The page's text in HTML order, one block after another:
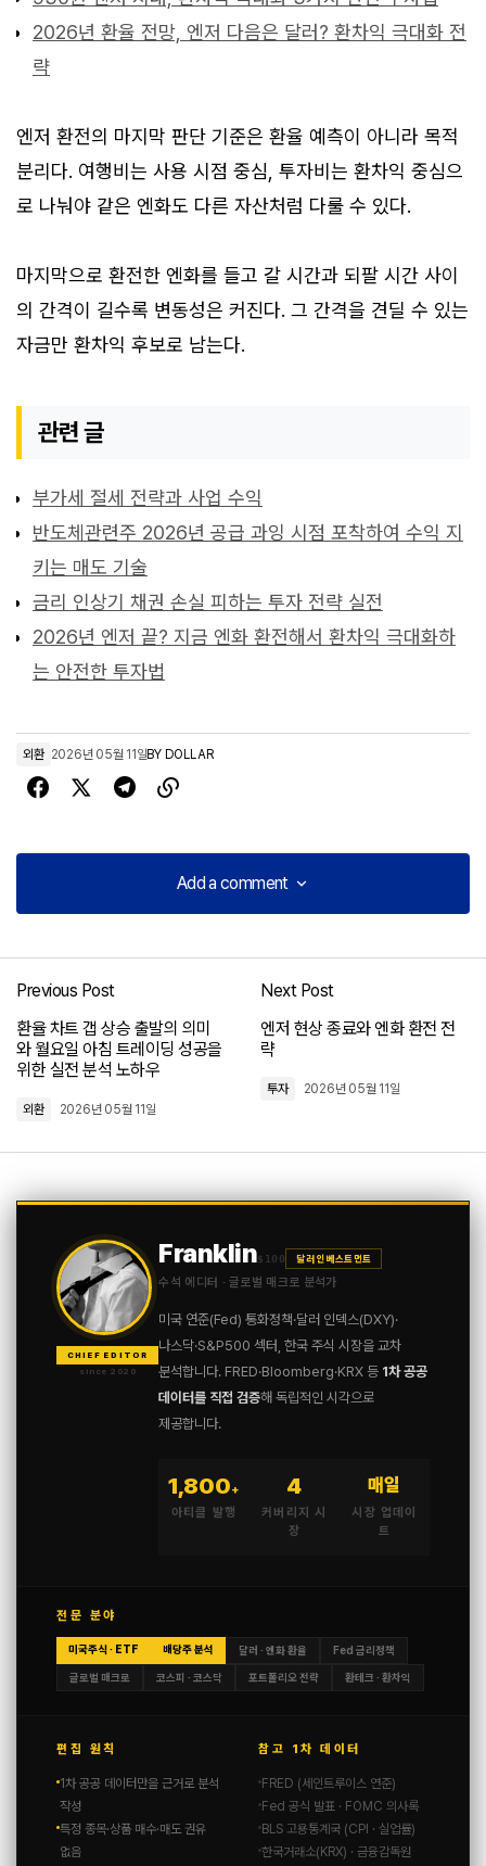
2026년 환율 전망, 엔저 다음은 달러? 환차익 극대화 전
략
엔저 환전의 마지막 판단 기준은 환율 예측이 아니라 목적
분리다. 여행비는 사용 시점 중심, 투자비는 환차익 중심으
로 나눠야 같은 엔화도 다른 자산처럼 다룰 수 있다.
마지막으로 환전한 엔화를 들고 갈 시간과 되팔 시간 사이
의 간격이 길수록 변동성은 커진다. 그 간격을 견딜 수 있는
자금만 환차익 후보로 남는다.
관련 글
부가세 절세 전략과 사업 수익
반도체관련주 2026년 공급 과잉 시점 포착하여 수익 지
키는 매도 기술
금리 인상기 채권 손실 피하는 투자 전략 실전
2026년 엔저 끝? 지금 엔화 환전해서 환차익 극대화하
는 안전한 투자법
외환 2026년 05월 11일BY DOLLAR
Add a comment
Add a comment
Previous Post
환율 차트 갭 상승 출발의 의미
와 월요일 아침 트레이딩 성공을
위한 실전 분석 노하우
외환 2026년 05월 11일
Next Post
엔저 현상 종료와 엔화 환전 전
략
투자 2026년 05월 11일
CHIEF EDITOR
since 2020
Franklin$100 달러 인베스트먼트
수석 에디터 · 글로벌 매크로 분석가
미국 연준(Fed) 통화정책·달러 인덱스(DXY)·
나스닥·S&P500 섹터, 한국 주식 시장을 교차
분석합니다. FRED·Bloomberg·KRX 등 1차 공공
데이터를 직접 검증해 독립적인 시각으로
제공합니다.
1,800+
아티클 발행
4
커버리지 시
장
매일
시장 업데이
트
전문 분야
미국주식 · ETF 배당주 분석 달러 · 엔화 환율 Fed 금리정책
글로벌 매크로 코스피 · 코스닥 포트폴리오 전략 환테크 · 환차익
편집 원칙
1차 공공 데이터만을 근거로 분석
작성
특정 종목·상품 매수·매도 권유
없음
참고 1차 데이터
FRED (세인트루이스 연준)
Fed 공식 발표 · FOMC 의사록
BLS 고용통계국 (CPI · 실업률)
한국거래소(KRX) · 금융감독원